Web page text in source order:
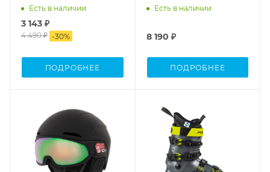
Есть в наличии
3 143 ₽
4 490 ₽ -30%
ПОДРОБНЕЕ
Есть в наличии
8 190 ₽
ПОДРОБНЕЕ